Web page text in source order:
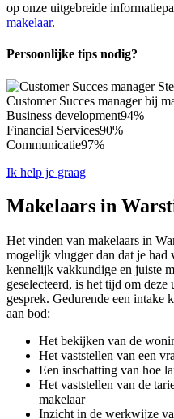
op onze uitgebreide
makelaar.
Persoonlijke tips nodig?
Customer Succes manager bij
Business development94%
Financial Services90%
Communicatie97%
Ik help je graag
Makelaars in
Het vinden van makelaars in
mogelijk vlugger dan dat je had
kennelijk vakkundige en juiste
geselecteerd, is het tijd om
gesprek. Gedurende een intake
aan bod:
Het bekijken van de
Het vaststellen van een
Een inschatting van hoe
Het vaststellen van de
makelaar
Inzicht in de werkwijze